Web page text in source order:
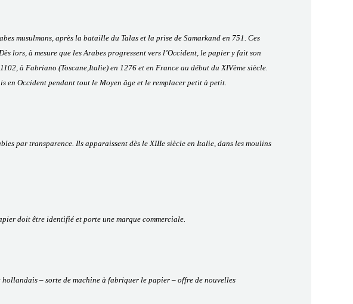
musulmans, après la bataille du Talas et la prise de Samarkand en 751. Ces
à mesure que les Arabes progressent vers l’Occident, le papier y fait son
à Fabriano (Toscane,Italie) en 1276 et en France au début du XIVème siècle.
en Occident pendant tout le Moyen âge et le remplacer petit à petit.
par transparence. Ils apparaissent dès le XIIIe siècle en Italie, dans les moulins
doit être identifié et porte une marque commerciale.
– sorte de machine à fabriquer le papier – offre de nouvelles